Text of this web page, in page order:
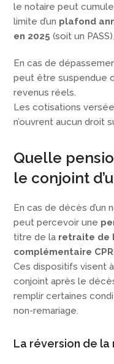
le notaire peut
limite d’un plafond
en 2025 (soit un PASS).
En cas de
peut être suspendue
revenus réels.
Les cotisations
n’ouvrent aucun droit
Quelle
le conjoint
En cas de décès d’un
peut percevoir une
titre de la retraite de
complémentaire
Ces dispositifs visent
conjoint après le
remplir certaines
non-remariage.
La réversion de